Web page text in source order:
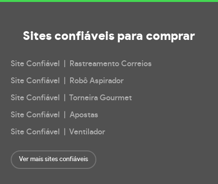
Sites confiáveis para comprar
Site Confiável | Rastreamento Correios
Site Confiável | Robô Aspirador
Site Confiável | Torneira Gourmet
Site Confiável | Apostas
Site Confiável | Ventilador
Ver mais sites confiáveis